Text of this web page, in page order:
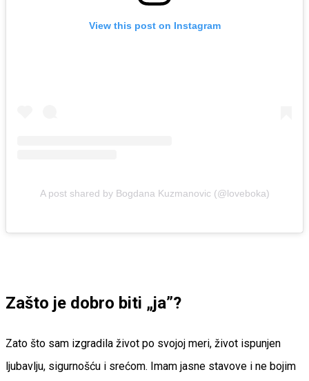
View this post on Instagram
A post shared by Bogdana Kuzmanovic (@loveboka)
Zašto je dobro biti „ja”?
Zato što sam izgradila život po svojoj meri, život ispunjen
ljubavlju, sigurnošću i srećom. Imam jasne stavove i ne bojim